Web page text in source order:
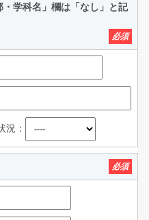
学科名」欄は「なし」と記
必須
況：
必須